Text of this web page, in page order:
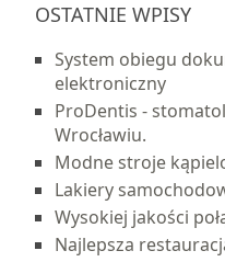
OSTATNIE WPISY
System obiegu
elektroniczny
ProDentis -
Wrocławiu.
Modne stroje
Lakiery
Wysokiej jakości
Najlepsza